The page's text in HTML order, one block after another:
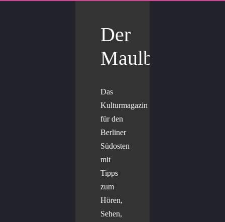
Der
Maulbär
Das
Kulturmagazin
für den
Berliner
Südosten
mit
Tipps
zum
Hören,
Sehen,